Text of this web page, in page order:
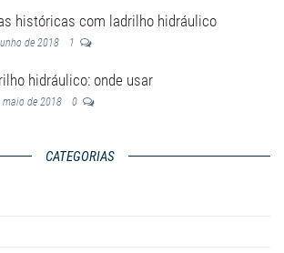
históricas com ladrilho hidráulico
de 2018 1
hidráulico: onde usar
maio de 2018 0
CATEGORIAS